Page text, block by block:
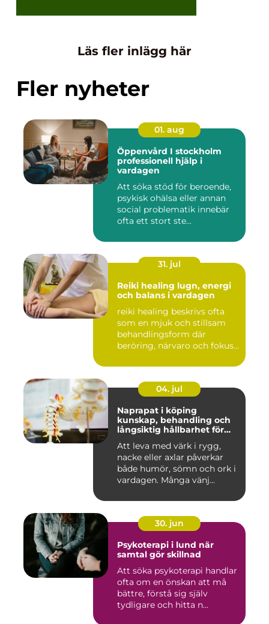
Läs fler inlägg här
Fler nyheter
01. aug
Öppenvård I stockholm
professionell hjälp i
vardagen
Att söka stöd för beroende,
psykisk ohälsa eller annan
social problematik innebär
ofta ett stort ste...
31. jul
Reiki healing lugn, energi
och balans i vardagen
reiki healing beskrivs ofta
som en mjuk och stillsam
behandlingsform där
beröring, närvaro och fokus...
04. jul
Naprapat i köping
kunskap, behandling och
långsiktig hållbarhet för
Att leva med värk i rygg,
nacke eller axlar påverkar
både humör, sömn och ork i
vardagen. Många vänj...
30. jun
Psykoterapi i lund när
samtal gör skillnad
Att söka psykoterapi handlar
ofta om en önskan att må
bättre, förstå sig själv
tydligare och hitta n...